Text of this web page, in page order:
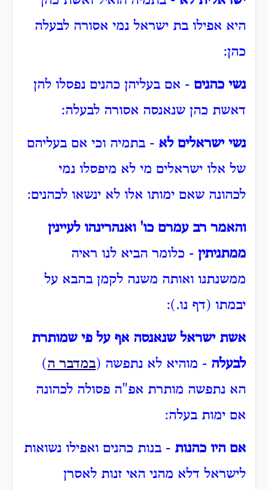
היא אפילו בת ישראל נמי אסורה לבעלה
כהן:
נשי כהנים - אם בעליהן כהנים נפסלו להן
דאשת כהן שנאנסה אסורה לבעלה:
נשי ישראלים לא - בתמיה וכי אם בעליהם
של אלו ישראלים מי לא מיפסלו נמי
לכהונה שאם ימותו אלו לא ינשאו לכהנים:
והאמר רב עמרם כו' ואנהרינהו לעיינין
ממתניתין - כלומר הביא לנו ראיה
ממשנתנו ואותה משנה לקמן בהבא על
יבמתו (דף נו.):
אשת ישראל שנאנסה אף על פי שמותרת
לבעלה - מוהיא לא נתפשה (במדבר ה)
הא נתפשה מותרת אפ"ה פסולה לכהונה
אם ימות בעלה:
אם היו כהנות - בנות כהנים ואפילו נשואות
לישראל דלא מהני האי זנות לאסרן